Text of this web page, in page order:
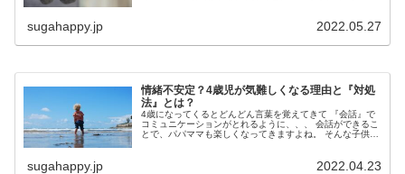
sugahappy.jp 2022.05.27
情緒不安定？4歳児が気難しくなる理由と『対処
法』とは？
4歳になってくるとどんどん言葉を覚えてきて 『会話』で
コミュニケーションがとれるように、、、 会話ができるこ
とで、パパママも楽しくなってきますよね。 そんな子供の
sugahappy.jp 2022.04.23